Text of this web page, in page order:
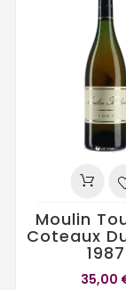
Moulin
Coteaux
1987
35,00